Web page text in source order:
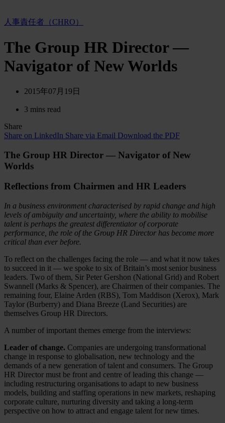
人事責任者（CHRO）
The Group HR Director —
Navigator of New Worlds
2015年07月19日
3 mins read
Share
Share on LinkedIn Share via Email Download the PDF
The Group HR Director — Navigator of New
Worlds
Reflections from Chairmen and HR Leaders
In a business environment characterised by rapid change and high
levels of ambiguity and uncertainty, where the ability to mobilise
talent is perhaps the greatest differentiator of corporate
performance, the role of the Group HR Director has become more
critical than ever before.
To reflect on the challenges facing the role — and what it now takes
to succeed in it — we spoke to six of Britain’s most senior business
leaders. Two of them, Sir Peter Gershon (National Grid) and Robert
Swannell (Marks & Spencer), are Chairmen of their companies. The
remaining four, Elaine Arden (RBS), Tom Maddison (Xerox), Mark
Taylor (Burberry) and Diana Breeze (Land Securities) are
themselves Group HR Directors.
A number of important themes emerge from the interviews:
Leader of change. Companies are undergoing transformational
change in response to globalisation, new technology and the
demands of a new generation of talent and consumers. The Group
HR Director must be front and centre of leading this change —
including restructuring organisations to adapt to new business
models, building and staffing operations in new markets, reshaping
corporate culture, nurturing diversity and taking a long-term
perspective on how to attract and engage talent for new times.